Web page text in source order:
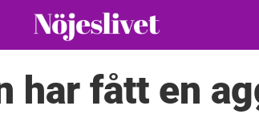
har fått en